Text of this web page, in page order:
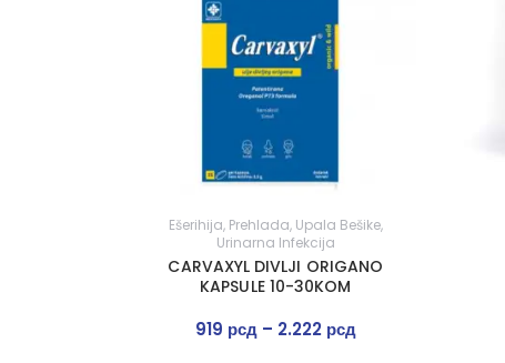
Ešerihija, Prehlada, Upala Bešike,
Urinarna Infekcija
CARVAXYL DIVLJI ORIGANO
KAPSULE 10-30KOM
919 рсд – 2.222 рсд